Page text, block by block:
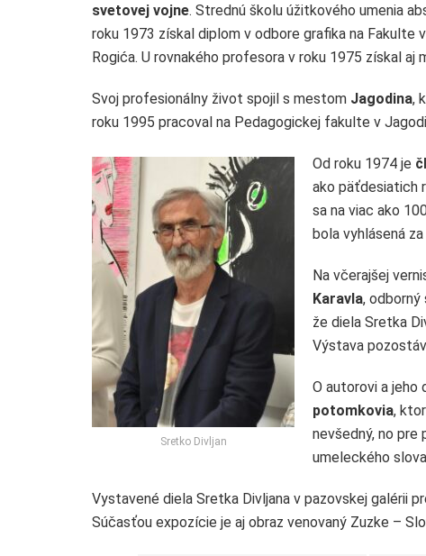
svetovej vojne. Strednú školu úžitkového umenia
roku 1973 získal diplom v odbore grafika na Fakulte
Rogića. U rovnakého profesora v roku 1975 získal
Svoj profesionálny život spojil s mestom Jagodina,
roku 1995 pracoval na Pedagogickej fakulte v
Sretko Divljan
Od roku 1974 je
ako päťdesiatich
sa na viac ako
bola vyhlásená
Na včerajšej
Karavla,
že diela Sretka
Výstava
O autorovi a jeho
potomkovia,
nevšedný, no
umeleckého
Vystavené diela Sretka Divljana v pazovskej galérii
Súčasťou expozície je aj obraz venovaný Zuzke –